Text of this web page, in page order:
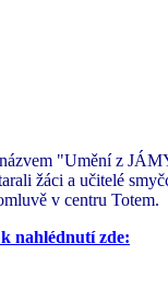
"Umění z
žáci a učitelé
v centru Totem.
nahlédnutí zde: